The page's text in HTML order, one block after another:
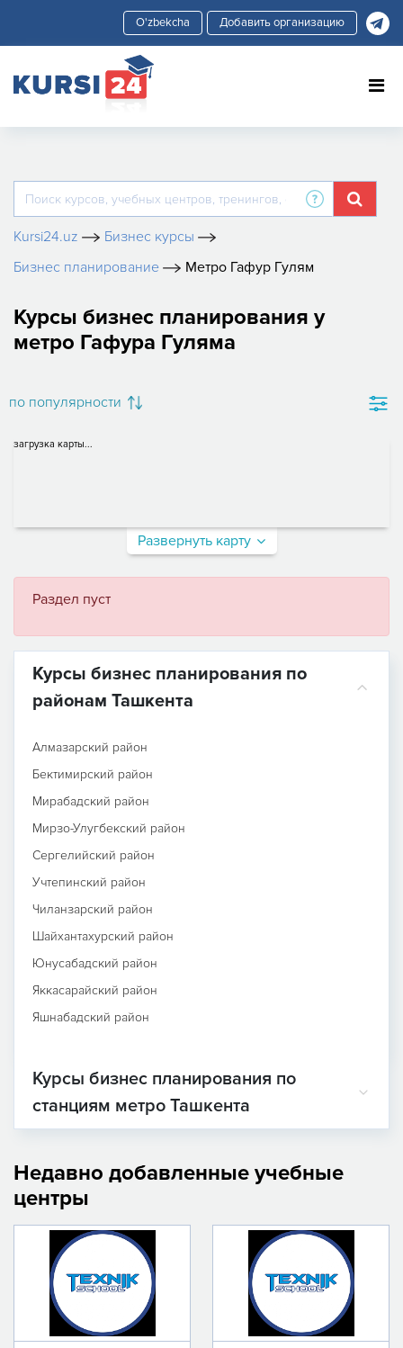
Добавить организацию
Kursi24.uz
Бизнес курсы
Бизнес планирование
Метро Гафур Гулям
Курсы бизнес планирования у
метро Гафура Гуляма
по популярности
загрузка карты...
Развернуть карту
Раздел пуст
Курсы бизнес планирования по
районам Ташкента
Алмазарский район
Бектимирский район
Мирабадский район
Мирзо-Улугбекский район
Сергелийский район
Учтепинский район
Чиланзарский район
Шайхантахурский район
Юнусабадский район
Яккасарайский район
Яшнабадский район
Курсы бизнес планирования по
станциям метро Ташкента
Недавно добавленные учебные
центры